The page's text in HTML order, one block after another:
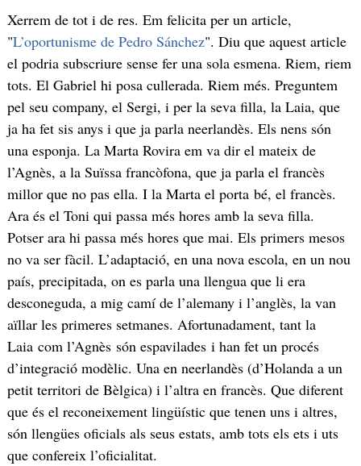
Xerrem de tot i de res. Em felicita per un article,
"L’oportunisme de Pedro Sánchez". Diu que aquest article
el podria subscriure sense fer una sola esmena. Riem, riem
tots. El Gabriel hi posa cullerada. Riem més. Preguntem
pel seu company, el Sergi, i per la seva filla, la Laia, que
ja ha fet sis anys i que ja parla neerlandès. Els nens són
una esponja. La Marta Rovira em va dir el mateix de
l’Agnès, a la Suïssa francòfona, que ja parla el francès
millor que no pas ella. I la Marta el porta bé, el francès.
Ara és el Toni qui passa més hores amb la seva filla.
Potser ara hi passa més hores que mai. Els primers mesos
no va ser fàcil. L’adaptació, en una nova escola, en un nou
país, precipitada, on es parla una llengua que li era
desconeguda, a mig camí de l’alemany i l’anglès, la van
aïllar les primeres setmanes. Afortunadament, tant la
Laia com l’Agnès són espavilades i han fet un procés
d’integració modèlic. Una en neerlandès (d’Holanda a un
petit territori de Bèlgica) i l’altra en francès. Que diferent
que és el reconeixement lingüístic que tenen uns i altres,
són llengües oficials als seus estats, amb tots els ets i uts
que confereix l’oficialitat.